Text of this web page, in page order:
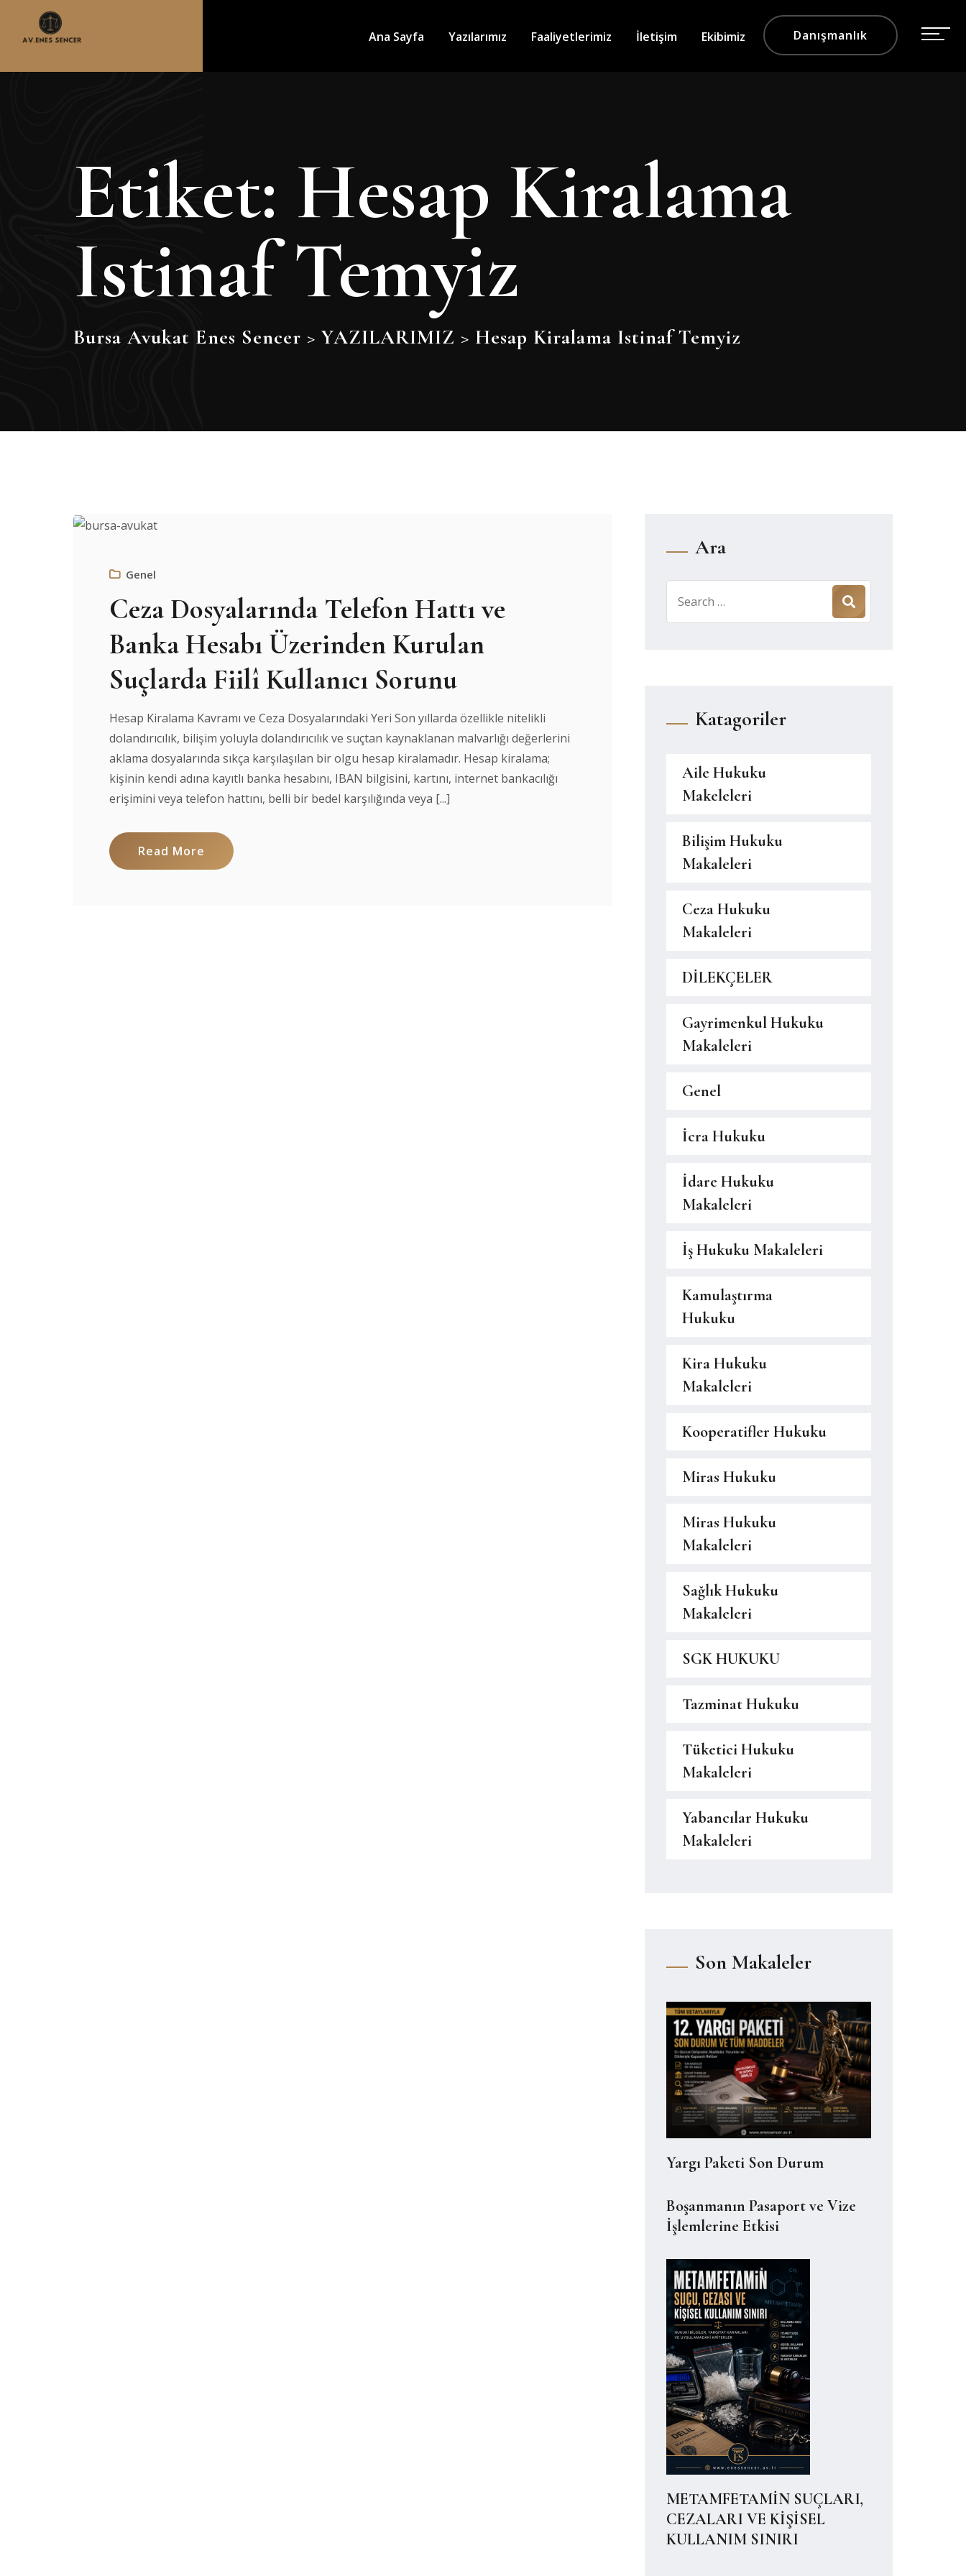
Ana Sayfa Yazılarımız Faaliyetlerimiz İletişim Ekibimiz Danışmanlık
Etiket: Hesap Kiralama
Istinaf Temyiz
Bursa Avukat Enes Sencer > YAZILARIMIZ > Hesap Kiralama Istinaf Temyiz
Genel
Ceza Dosyalarında Telefon Hattı ve
Banka Hesabı Üzerinden Kurulan
Suçlarda Fiilî Kullanıcı Sorunu
Hesap Kiralama Kavramı ve Ceza Dosyalarındaki Yeri Son yıllarda özellikle nitelikli
dolandırıcılık, bilişim yoluyla dolandırıcılık ve suçtan kaynaklanan malvarlığı değerlerini
aklama dosyalarında sıkça karşılaşılan bir olgu hesap kiralamadır. Hesap kiralama;
kişinin kendi adına kayıtlı banka hesabını, IBAN bilgisini, kartını, internet bankacılığı
erişimini veya telefon hattını, belli bir bedel karşılığında veya [...]
Read More
Ara
for:
Katagoriler
Aile Hukuku
Makeleleri
Bilişim Hukuku
Makaleleri
Ceza Hukuku
Makaleleri
DİLEKÇELER
Gayrimenkul Hukuku
Makaleleri
Genel
İcra Hukuku
İdare Hukuku
Makaleleri
İş Hukuku Makaleleri
Kamulaştırma
Hukuku
Kira Hukuku
Makaleleri
Kooperatifler Hukuku
Miras Hukuku
Miras Hukuku
Makaleleri
Sağlık Hukuku
Makaleleri
SGK HUKUKU
Tazminat Hukuku
Tüketici Hukuku
Makaleleri
Yabancılar Hukuku
Makaleleri
Son Makaleler
Yargı Paketi Son Durum
Boşanmanın Pasaport ve Vize
İşlemlerine Etkisi
METAMFETAMİN SUÇLARI,
CEZALARI VE KİŞİSEL
KULLANIM SINIRI